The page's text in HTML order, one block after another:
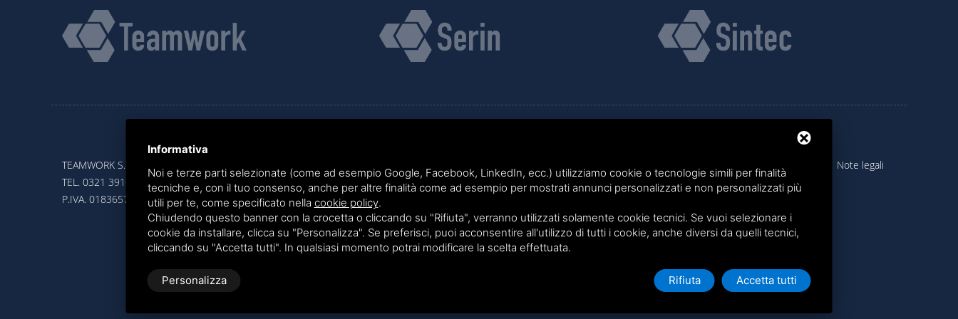
TEAMWORK S.R.L. | VIA CANOBIO, 10 - 28100 NOVARA
TEL. 0321 391066
– FAX 0321 399869
P.IVA. 01836570034
VIA GIOVANNI BATTISTA PIRELLI 9 - 20124 MILANO
TEL.02 36539310
| Privacy policy Note legali
Informativa
Noi e terze parti selezionate (come ad esempio Google, Facebook, LinkedIn, ecc.) utilizziamo cookie o tecnologie simili per finalità
tecniche e, con il tuo consenso, anche per altre finalità come ad esempio per mostrati annunci personalizzati e non personalizzati più
utili per te, come specificato nella cookie policy.
Chiudendo questo banner con la crocetta o cliccando su "Rifiuta", verranno utilizzati solamente cookie tecnici. Se vuoi selezionare i
cookie da installare, clicca su "Personalizza". Se preferisci, puoi acconsentire all'utilizzo di tutti i cookie, anche diversi da quelli tecnici,
cliccando su "Accetta tutti". In qualsiasi momento potrai modificare la scelta effettuata.
Personalizza Rifiuta Accetta tutti